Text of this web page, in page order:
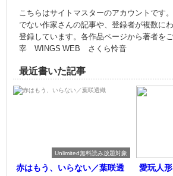
こちらはサイトマスターのアカウントです
でない作家さんの記事や、登録者が複数に
登録しています。各作品ページから著者を
宰 WINGS WEB さくら怜音
最近書いた記事
Unlimited無料読み放題対象
赤はもう、いらない／葉咲透
愛玩人形